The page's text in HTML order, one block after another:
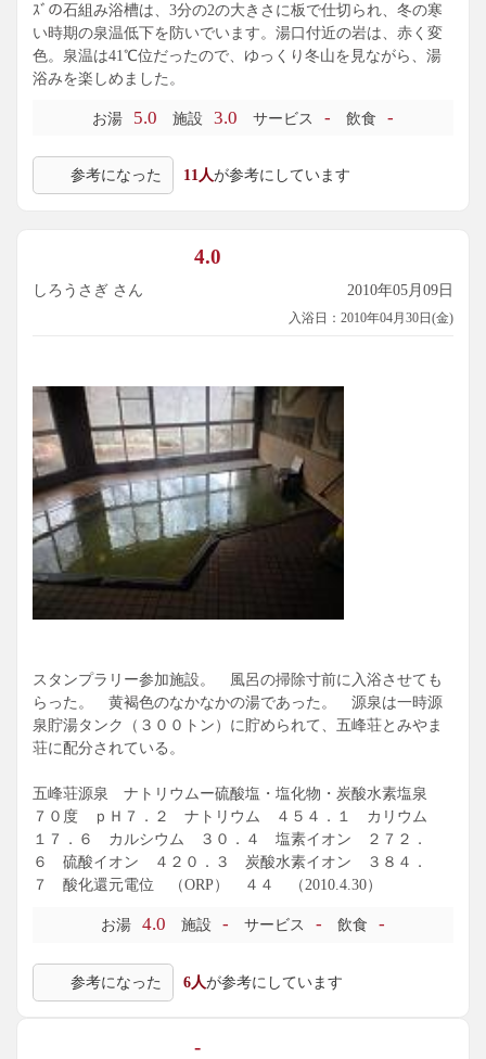
ｽﾞの石組み浴槽は、3分の2の大きさに板で仕切られ、冬の寒
い時期の泉温低下を防いでいます。湯口付近の岩は、赤く変
色。泉温は41℃位だったので、ゆっくり冬山を見ながら、湯
浴みを楽しめました。
お湯 5.0 施設 3.0 サービス - 飲食 -
参考になった 11人が参考にしています
4.0
しろうさぎ さん 2010年05月09日
入浴日：2010年04月30日(金)
スタンプラリー参加施設。 風呂の掃除寸前に入浴させても
らった。 黄褐色のなかなかの湯であった。 源泉は一時源
泉貯湯タンク（３００トン）に貯められて、五峰荘とみやま
荘に配分されている。
五峰荘源泉 ナトリウムー硫酸塩・塩化物・炭酸水素塩泉
７０度 ｐＨ７．２ ナトリウム ４５４．１ カリウム
１７．６ カルシウム ３０．４ 塩素イオン ２７２．
６ 硫酸イオン ４２０．３ 炭酸水素イオン ３８４．
７ 酸化還元電位 （ORP） ４４ （2010.4.30）
お湯 4.0 施設 - サービス - 飲食 -
参考になった 6人が参考にしています
-